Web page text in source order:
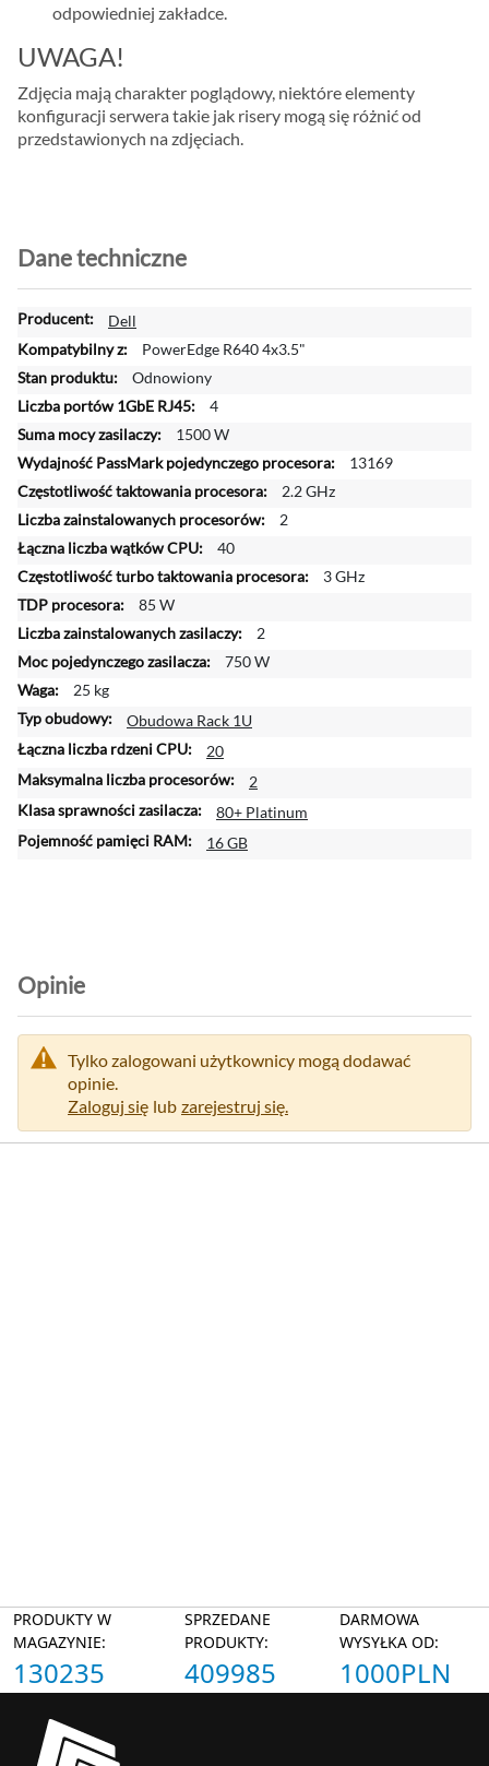
odpowiedniej zakładce.
UWAGA!
Zdjęcia mają charakter poglądowy, niektóre elementy
konfiguracji serwera takie jak risery mogą się różnić od
przedstawionych na zdjęciach.
Dane techniczne
W
i
c
e
j
i
f
o
r
m
c
j
i
Dell
PowerEdge R640 4x3.5"
Odnowiony
4
1500 W
13169
2.2 GHz
2
40
3 GHz
85 W
2
750 W
25 kg
Obudowa Rack 1U
20
2
80+ Platinum
16 GB
Opinie
Tylko zalogowani użytkownicy mogą dodawać
opinie.
Zaloguj się lub zarejestruj się.
PRODUKTY W
MAGAZYNIE:
130235
SPRZEDANE
PRODUKTY:
409985
DARMOWA
WYSYŁKA OD:
1000PLN